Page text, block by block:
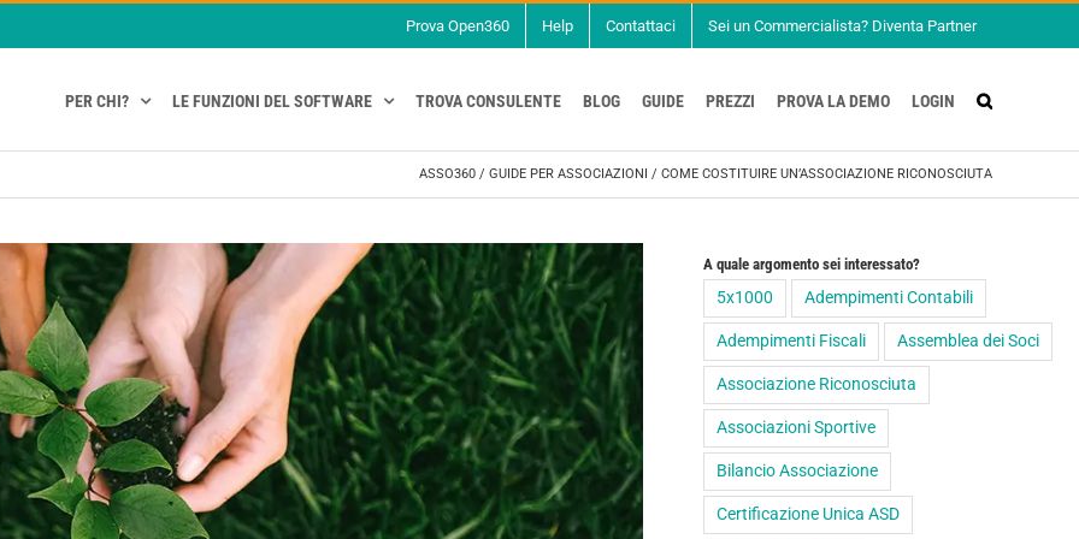
Prova Open360 Help Contattaci Sei un Commercialista? Diventa Partner
PER CHI? LE FUNZIONI DEL SOFTWARE TROVA CONSULENTE BLOG GUIDE PREZZI PROVA LA DEMO LOGIN
ASSO360 / GUIDE PER ASSOCIAZIONI / COME COSTITUIRE UN’ASSOCIAZIONE RICONOSCIUTA
A quale argomento sei interessato?
5x1000 Adempimenti Contabili
Adempimenti Fiscali Assemblea dei Soci
Associazione Riconosciuta
Associazioni Sportive
Bilancio Associazione
Certificazione Unica ASD